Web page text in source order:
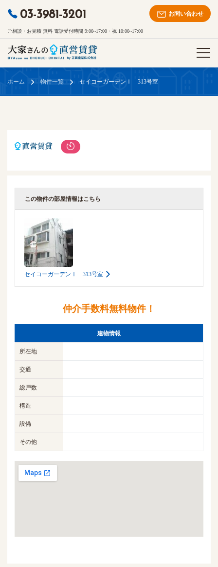
03-3981-3201
ご相談・お見積 無料 電話受付時間 9:00~17:00・祝 10:00~17:00
お問い合わせ
ホーム 物件一覧 セイコーガーデンⅠ 313号室
この物件の部屋情報はこちら
セイコーガーデンⅠ 313号室
仲介手数料無料物件！
建物情報
所在地
交通
総戸数
構造
設備
その他